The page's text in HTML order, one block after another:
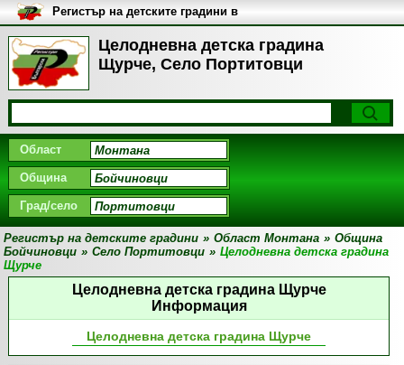
Целодневна детска градина
Щурче, Село Портитовци
Регистър на детските градини в
България
Област
Община
Град/село
Регистър на детските градини » Област Монтана » Община
Бойчиновци » Село Портитовци » Целодневна детска градина
Щурче
Целодневна детска градина Щурче
Информация
Целодневна детска градина Щурче